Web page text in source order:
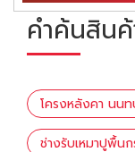
คำค้นสิน
โครงหลังคา นน
ช่างรับเหมาปูพื้น